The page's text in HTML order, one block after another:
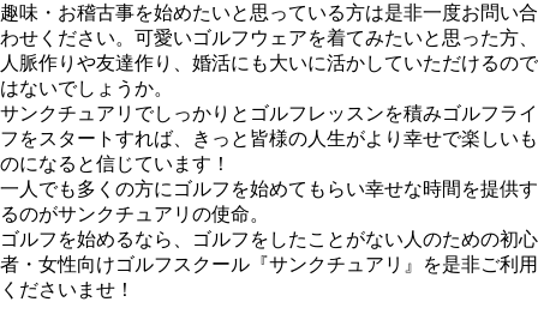
趣味・お稽古事を始めたいと思っている方は是非一度お問い合
わせください。可愛いゴルフウェアを着てみたいと思った方、
人脈作りや友達作り、婚活にも大いに活かしていただけるので
はないでしょうか。
サンクチュアリでしっかりとゴルフレッスンを積みゴルフライ
フをスタートすれば、きっと皆様の人生がより幸せで楽しいも
のになると信じています！
一人でも多くの方にゴルフを始めてもらい幸せな時間を提供す
るのがサンクチュアリの使命。
ゴルフを始めるなら、ゴルフをしたことがない人のための初心
者・女性向けゴルフスクール『サンクチュアリ』を是非ご利用
くださいませ！